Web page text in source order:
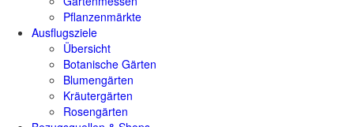
Pflanzenmärkte
Ausflugsziele
Übersicht
Botanische Gärten
Blumengärten
Kräutergärten
Rosengärten